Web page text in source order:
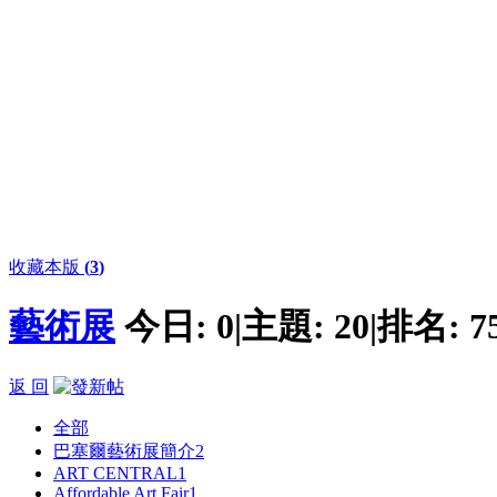
收藏本版 (3)
藝術展 今日: 0|主題: 20|排名:
返 回
全部
巴塞爾藝術展簡介2
ART CENTRAL1
Affordable Art Fair1